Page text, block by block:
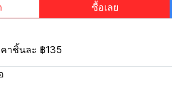
ซื้อเลย
าชิ้นละ ฿135